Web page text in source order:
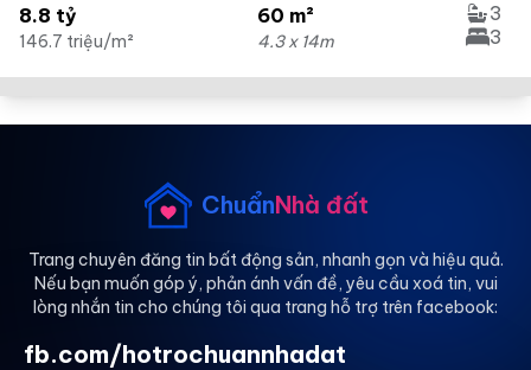
8.8 tỷ
146.7 triệu/m²
60 m²
4.3 x 14m
3
3
ChuẩnNhà đất
Trang chuyên đăng tin bất động sản, nhanh gọn và hiệu quả.
Nếu bạn muốn góp ý, phản ánh vấn đề, yêu cầu xoá tin, vui
lòng nhắn tin cho chúng tôi qua trang hỗ trợ trên facebook:
fb.com/hotrochuannhadat